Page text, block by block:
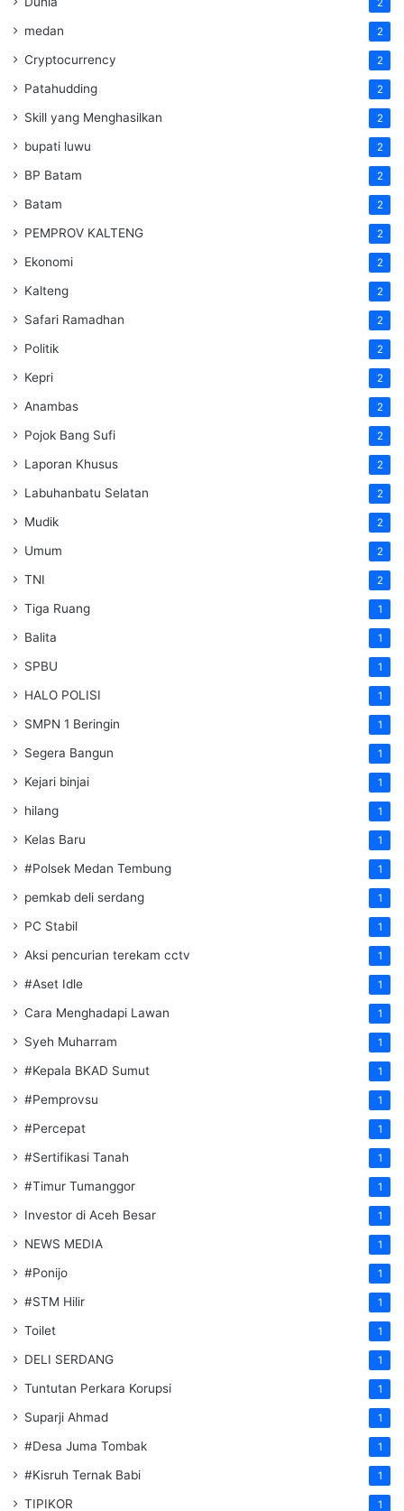
2
medan 2
Cryptocurrency 2
Patahudding 2
Skill yang Menghasilkan 2
bupati luwu 2
BP Batam 2
Batam 2
PEMPROV KALTENG 2
Ekonomi 2
Kalteng 2
Safari Ramadhan 2
Politik 2
Kepri 2
Anambas 2
Pojok Bang Sufi 2
Laporan Khusus 2
Labuhanbatu Selatan 2
Mudik 2
Umum 2
TNI 2
Tiga Ruang 1
Balita 1
SPBU 1
HALO POLISI 1
SMPN 1 Beringin 1
Segera Bangun 1
Kejari binjai 1
hilang 1
Kelas Baru 1
#Polsek Medan Tembung 1
pemkab deli serdang 1
PC Stabil 1
Aksi pencurian terekam cctv 1
#Aset Idle 1
Cara Menghadapi Lawan 1
Syeh Muharram 1
#Kepala BKAD Sumut 1
#Pemprovsu 1
#Percepat 1
#Sertifikasi Tanah 1
#Timur Tumanggor 1
Investor di Aceh Besar 1
NEWS MEDIA 1
#Ponijo 1
#STM Hilir 1
Toilet 1
DELI SERDANG 1
Tuntutan Perkara Korupsi 1
Suparji Ahmad 1
#Desa Juma Tombak 1
#Kisruh Ternak Babi 1
TIPIKOR 1